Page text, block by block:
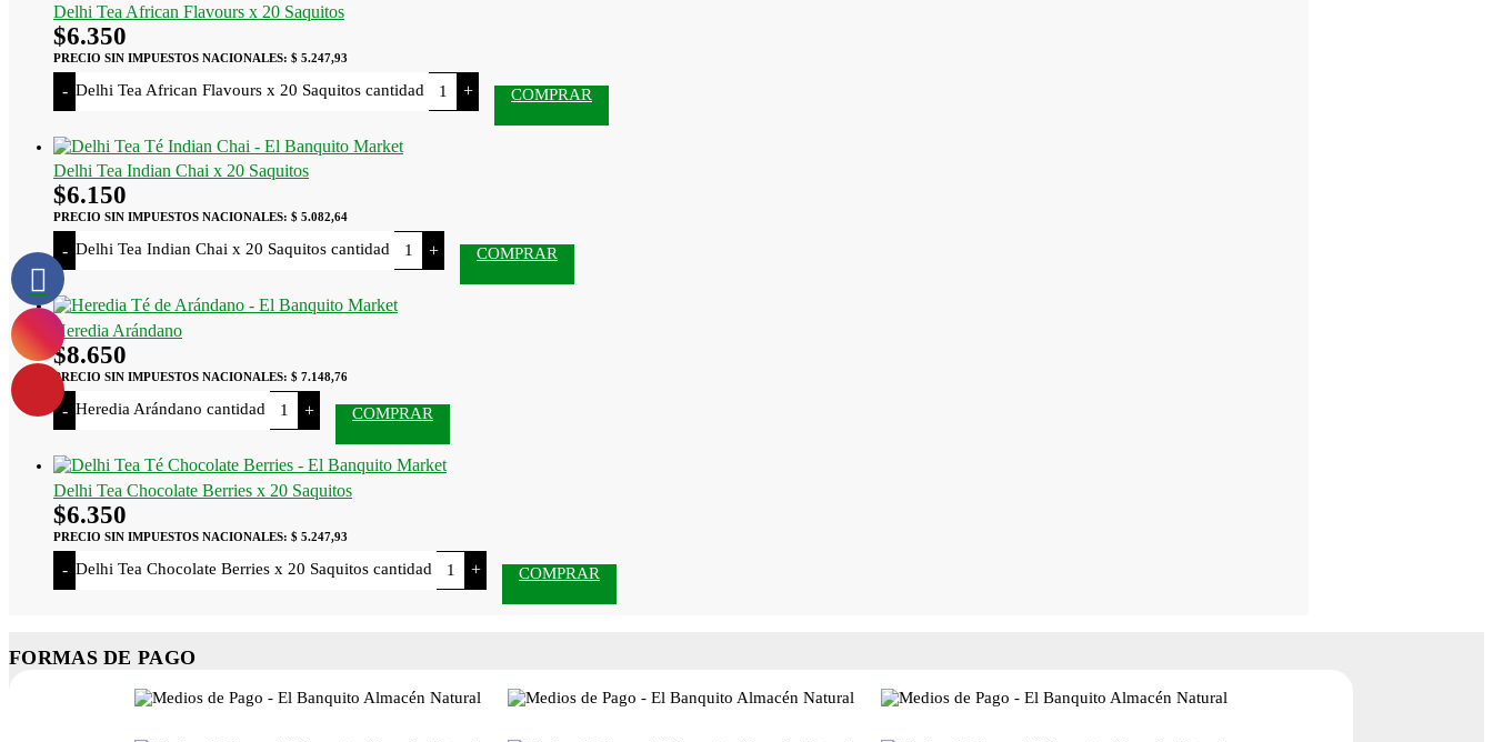
Delhi Tea African Flavours x 20 Saquitos
$6.350
PRECIO SIN IMPUESTOS NACIONALES: $ 5.247,93
- Delhi Tea African Flavours x 20 Saquitos cantidad + COMPRAR
Delhi Tea Indian Chai x 20 Saquitos
$6.150
PRECIO SIN IMPUESTOS NACIONALES: $ 5.082,64
- Delhi Tea Indian Chai x 20 Saquitos cantidad + COMPRAR
Heredia Arándano
$8.650
PRECIO SIN IMPUESTOS NACIONALES: $ 7.148,76
- Heredia Arándano cantidad + COMPRAR
Delhi Tea Chocolate Berries x 20 Saquitos
$6.350
PRECIO SIN IMPUESTOS NACIONALES: $ 5.247,93
- Delhi Tea Chocolate Berries x 20 Saquitos cantidad + COMPRAR
FORMAS DE PAGO